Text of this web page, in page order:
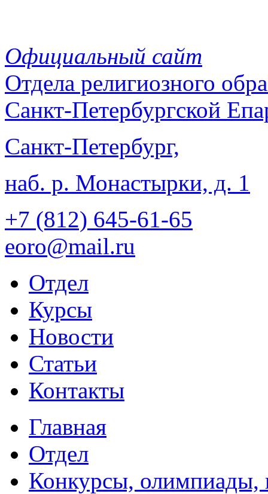
Официальный сайт
Отдела религиозного
Санкт-Петербургской
Санкт-Петербург,
наб. р. Монастырки, д. 1
+7 (812) 645-61-65
eoro@mail.ru
Отдел
Курсы
Новости
Статьи
Контакты
Главная
Отдел
Конкурсы, олимпиады,